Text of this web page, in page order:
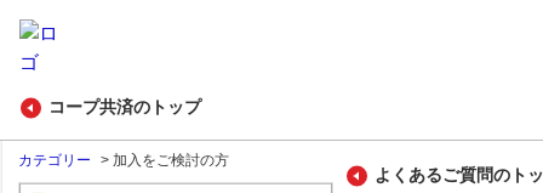
コープ共済のトップ
カテゴリー > 加入をご検討の方
よくあるご質問のト